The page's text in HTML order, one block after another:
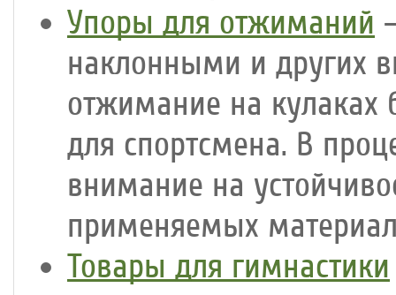
Упоры для отжиманий
наклонными и других
отжимание на кулаках
для спортсмена. В
внимание на
применяемых
Товары для гимнастики